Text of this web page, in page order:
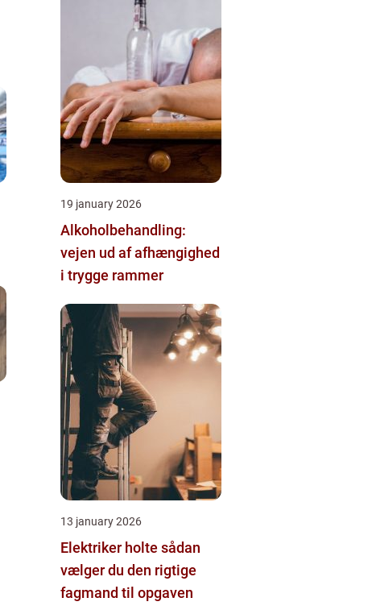
19 january 2026
Alkoholbehandling:
vejen ud af afhængighed
i trygge rammer
13 january 2026
Elektriker holte sådan
vælger du den rigtige
fagmand til opgaven